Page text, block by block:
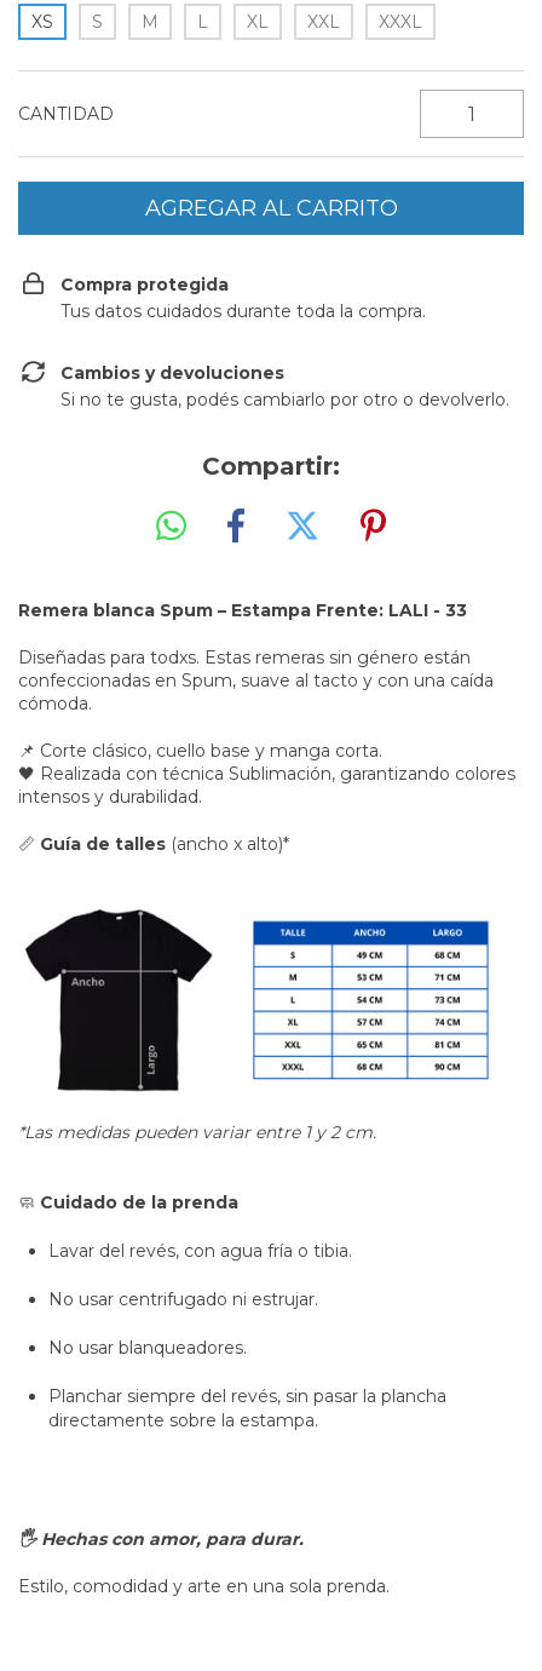
XS
S M L XL XXL XXXL
CANTIDAD
Compra protegida
Tus datos cuidados durante toda la compra.
Cambios y devoluciones
Si no te gusta, podés cambiarlo por otro o devolverlo.
Compartir:
Remera blanca Spum – Estampa Frente: LALI - 33
Diseñadas para todxs. Estas remeras sin género están
confeccionadas en Spum, suave al tacto y con una caída
cómoda.
📌 Corte clásico, cuello base y manga corta.
🖤 Realizada con técnica Sublimación, garantizando colores
intensos y durabilidad.
📏 Guía de talles (ancho x alto)*
*Las medidas pueden variar entre 1 y 2 cm.
🧼 Cuidado de la prenda
Lavar del revés, con agua fría o tibia.
No usar centrifugado ni estrujar.
No usar blanqueadores.
Planchar siempre del revés, sin pasar la plancha
directamente sobre la estampa.
🖐 Hechas con amor, para durar.
Estilo, comodidad y arte en una sola prenda.